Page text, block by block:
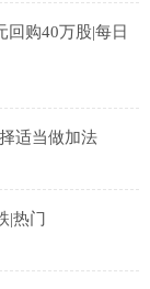
回购40万股|每日
适当做加法
|热门